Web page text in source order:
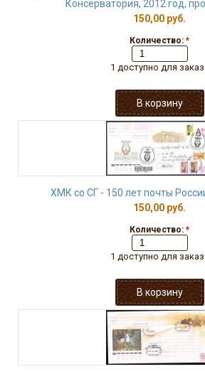
Консерватория, 2012 год,
150,00 руб.
Количество: *
1 доступно для
ХМК со СГ - 150 лет почты
150,00 руб.
Количество: *
1 доступно для